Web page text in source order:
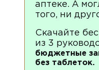
аптеке. А
того, ни
Скачайте
из 3
бюджетные
без таблеток.